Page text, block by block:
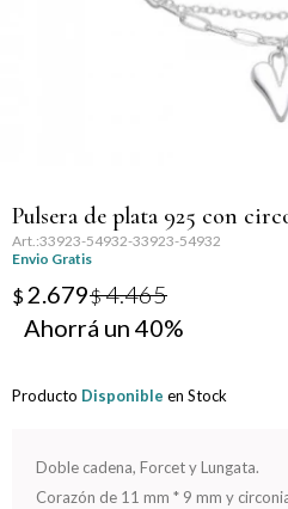
Pulsera de plata 925 con
33923-54932-33923-54932
Envio Gratis
$ 2.679$4.465
40
Producto Disponible en Stock
Doble cadena, Forcet y Lungata.
Corazón de 11 mm * 9 mm y
Día del Amigo
Día del Maestro
Día del Padre
Graduación
Nacimiento